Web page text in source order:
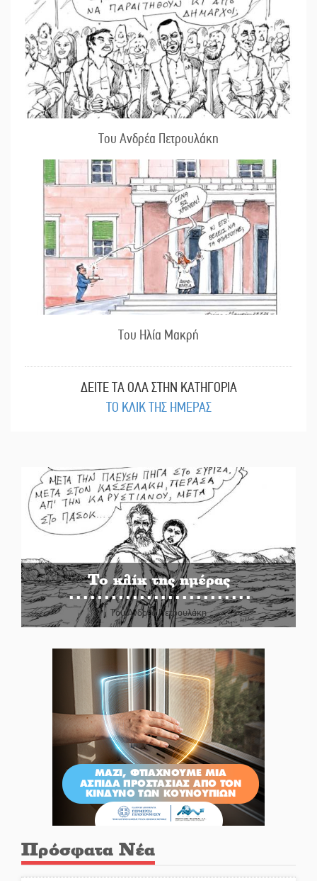
Του Ανδρέα Πετρουλάκη
Του Ηλία Μακρή
ΔΕΙΤΕ ΤΑ ΟΛΑ ΣΤΗΝ ΚΑΤΗΓΟΡΙΑ
ΤΟ ΚΛΙΚ ΤΗΣ ΗΜΕΡΑΣ
Το κλίκ της ημέρας
Του Ανδρέα Πετρουλάκη
Πρόσφατα Νέα